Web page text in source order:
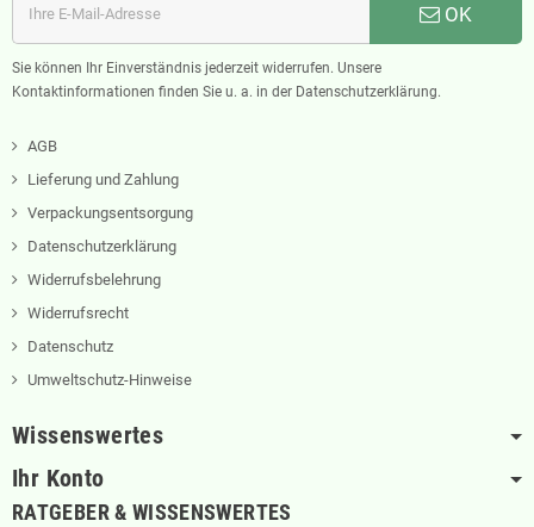
OK
Sie können Ihr Einverständnis jederzeit widerrufen. Unsere
Kontaktinformationen finden Sie u. a. in der Datenschutzerklärung.
AGB
Lieferung und Zahlung
Verpackungsentsorgung
Datenschutzerklärung
Widerrufsbelehrung
Widerrufsrecht
Datenschutz
Umweltschutz-Hinweise
Wissenswertes
Ihr Konto
RATGEBER & WISSENSWERTES